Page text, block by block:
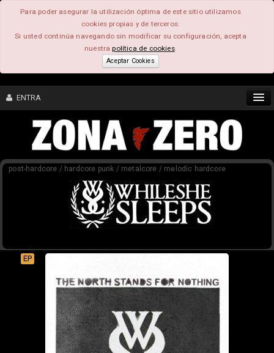
Para poder asegurar la utilización óptima de este sitio utilizamos
cookies propias y de terceros.
Si usted continúa navegando sin modificar su configuración, acepta
nuestrapolítica de cookies.
Aceptar Cookies
ENTRA
CONTENIDO
COMUNIDAD
post-hardcore / hardcore punk / metalcore / melodic hardcore
EP